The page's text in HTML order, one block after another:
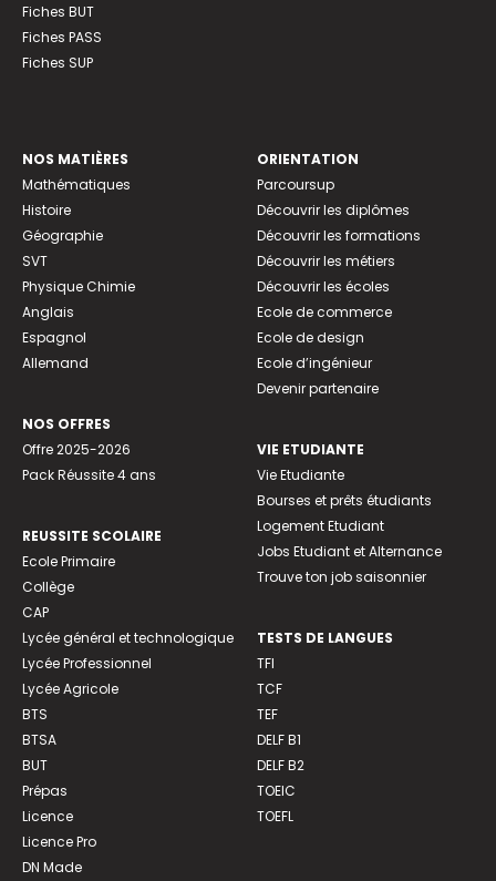
Fiches BUT
Fiches PASS
Fiches SUP
NOS MATIÈRES
Mathématiques
Histoire
Géographie
SVT
Physique Chimie
Anglais
Espagnol
Allemand
NOS OFFRES
Offre 2025-2026
Pack Réussite 4 ans
REUSSITE SCOLAIRE
Ecole Primaire
Collège
CAP
Lycée général et technologique
Lycée Professionnel
Lycée Agricole
BTS
BTSA
BUT
Prépas
Licence
Licence Pro
DN Made
ORIENTATION
Parcoursup
Découvrir les diplômes
Découvrir les formations
Découvrir les métiers
Découvrir les écoles
Ecole de commerce
Ecole de design
Ecole d’ingénieur
Devenir partenaire
VIE ETUDIANTE
Vie Etudiante
Bourses et prêts étudiants
Logement Etudiant
Jobs Etudiant et Alternance
Trouve ton job saisonnier
TESTS DE LANGUES
TFI
TCF
TEF
DELF B1
DELF B2
TOEIC
TOEFL